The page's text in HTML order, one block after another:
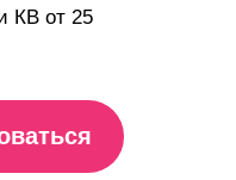
КВ от 25